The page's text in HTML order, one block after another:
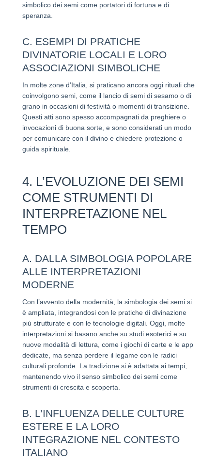
simbolico dei semi come portatori di fortuna e di
speranza.
C. ESEMPI DI PRATICHE
DIVINATORIE LOCALI E LORO
ASSOCIAZIONI SIMBOLICHE
In molte zone d’Italia, si praticano ancora oggi rituali che
coinvolgono semi, come il lancio di semi di sesamo o di
grano in occasioni di festività o momenti di transizione.
Questi atti sono spesso accompagnati da preghiere o
invocazioni di buona sorte, e sono considerati un modo
per comunicare con il divino e chiedere protezione o
guida spirituale.
4. L’EVOLUZIONE DEI SEMI
COME STRUMENTI DI
INTERPRETAZIONE NEL
TEMPO
A. DALLA SIMBOLOGIA POPOLARE
ALLE INTERPRETAZIONI
MODERNE
Con l’avvento della modernità, la simbologia dei semi si
è ampliata, integrandosi con le pratiche di divinazione
più strutturate e con le tecnologie digitali. Oggi, molte
interpretazioni si basano anche su studi esoterici e su
nuove modalità di lettura, come i giochi di carte e le app
dedicate, ma senza perdere il legame con le radici
culturali profonde. La tradizione si è adattata ai tempi,
mantenendo vivo il senso simbolico dei semi come
strumenti di crescita e scoperta.
B. L’INFLUENZA DELLE CULTURE
ESTERE E LA LORO
INTEGRAZIONE NEL CONTESTO
ITALIANO